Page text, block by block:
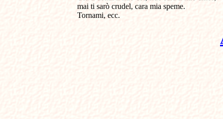
mai ti sarò crudel, cara mia speme.
Tornami, ecc.